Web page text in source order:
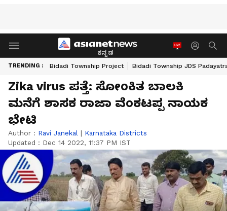
ಕನ್ನಡ
TRENDING : Bidadi Township Project Bidadi Township JDS
Zika virus ಪತ್ತೆ: ಸೋಂಕಿತ ಬಾಲಕಿ
ಮನೆಗೆ ಶಾಸಕ ರಾಜಾ ವೆಂಕಟಪ್ಪ ನಾಯಕ
ಭೇಟಿ
Author : Ravi Janekal | Karnataka Districts
Updated : Dec 14 2022, 11:37 PM IST